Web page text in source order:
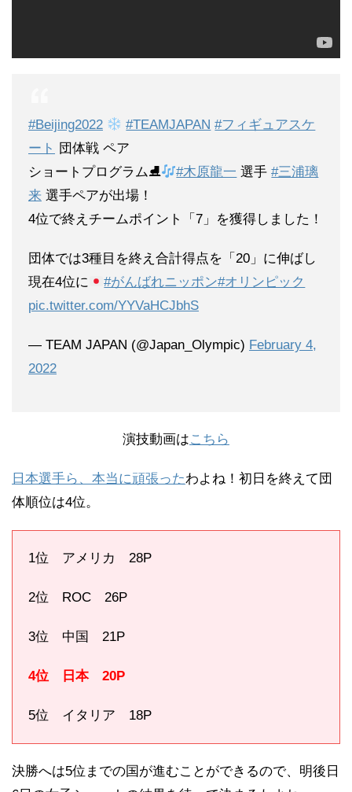
#Beijing2022 #TEAMJAPAN #フィギュアスケ
ート 団体戦 ペア
ショートプログラム⛸
#木原龍一 選手#三浦璃
来 選手ペアが出場！
4位で終えチームポイント「7」を獲得しました！
団体では3種目を終え合計得点を「20」に伸ばし
現在4位に
#がんばれニッポン#オリンピック
pic.twitter.com/YYVaHCJbhS
— TEAM JAPAN (@Japan_Olympic) February 4,
2022
演技動画はこちら
日本選手ら、本当に頑張ったわよね！初日を終えて団
体順位は4位。
1位 アメリカ 28P
2位 ROC 26P
3位 中国 21P
4位 日本 20P
5位 イタリア 18P
決勝へは5位までの国が進むことができるので、明後日